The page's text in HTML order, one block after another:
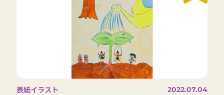
表紙イラスト 2022.07.04